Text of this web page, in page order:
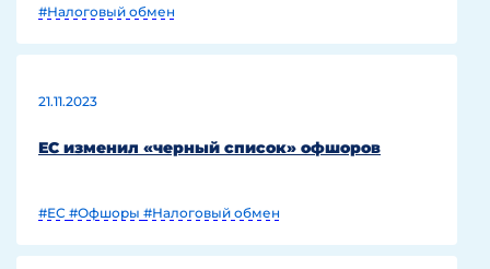
#Налоговый обмен
21.11.2023
ЕС изменил «черный список» офшоров
#ЕС #Офшоры #Налоговый обмен